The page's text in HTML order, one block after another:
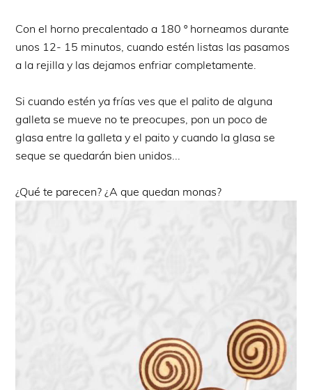
Con el horno precalentado a 180 º horneamos durante
unos 12- 15 minutos, cuando estén listas las pasamos
a la rejilla y las dejamos enfriar completamente.
Si cuando estén ya frías ves que el palito de alguna
galleta se mueve no te preocupes, pon un poco de
glasa entre la galleta y el paito y cuando la glasa se
seque se quedarán bien unidos...
¿Qué te parecen? ¿A que quedan monas?